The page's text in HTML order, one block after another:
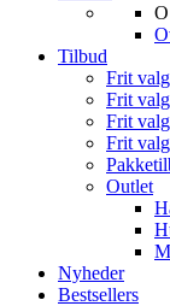
O
Tilbud
Frit
Frit
Frit
Frit
Outlet
Nyheder
Bestsellers